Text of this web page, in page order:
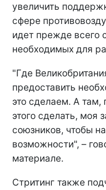
увеличить
сфере
идет прежде всего
необходимых для
"Где
предоставить
это сделаем. А
этого сделать, моя
союзников, чтобы
возможности", –
материале.
Стритинг также